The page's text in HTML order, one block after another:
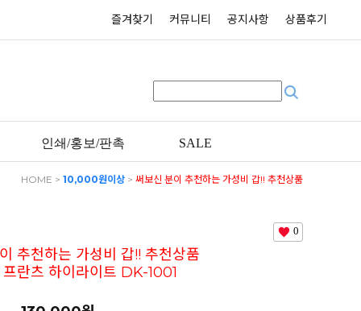
즐겨찾기 커뮤니티 공지사항 상품후기
인쇄/홍보/판촉 SALE
HOME > 10,000원이상 > 써보신 분이 추천하는 가성비 갑!! 추천상품
0
추천하는 가성비 갑!! 추천상품
란츠 하이라이트 DK-1001